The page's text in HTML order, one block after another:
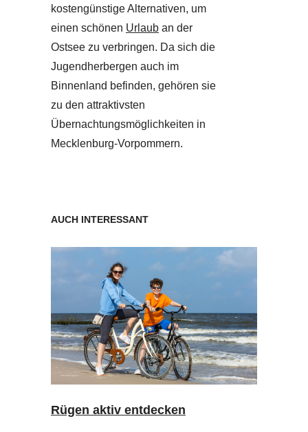
kostengünstige Alternativen, um
einen schönen Urlaub an der
Ostsee zu verbringen. Da sich die
Jugendherbergen auch im
Binnenland befinden, gehören sie
zu den attraktivsten
Übernachtungsmöglichkeiten in
Mecklenburg-Vorpommern.
AUCH INTERESSANT
Rügen aktiv entdecken